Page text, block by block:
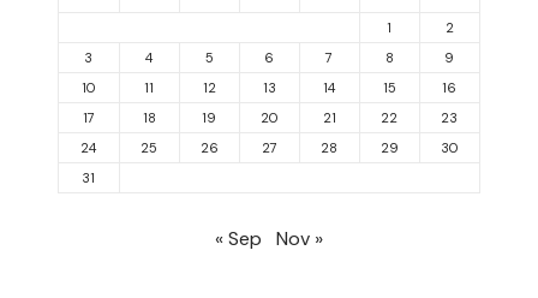
1
2
3
4 5 6 7 8
9
10
11 12 13 14 15
16
17
18 19 20 21 22
23
24
25 26 27 28 29
30
31
« Sep Nov »